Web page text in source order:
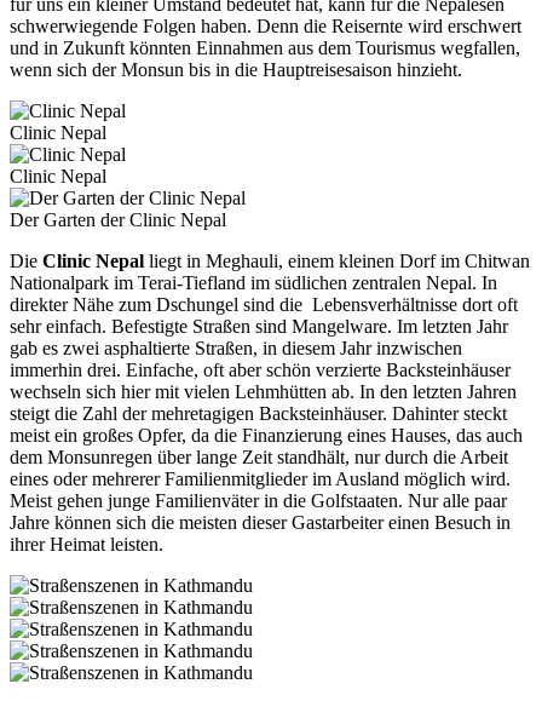
schwerwiegende Folgen haben. Denn die Reisernte wird erschwert
und in Zukunft könnten Einnahmen aus dem Tourismus wegfallen,
wenn sich der Monsun bis in die Hauptreisesaison hinzieht.
Clinic Nepal
Clinic Nepal
Der Garten der Clinic Nepal
Die Clinic Nepal liegt in Meghauli, einem kleinen Dorf im Chitwan
Nationalpark im Terai-Tiefland im südlichen zentralen Nepal. In
direkter Nähe zum Dschungel sind die Lebensverhältnisse dort oft
sehr einfach. Befestigte Straßen sind Mangelware. Im letzten Jahr
gab es zwei asphaltierte Straßen, in diesem Jahr inzwischen
immerhin drei. Einfache, oft aber schön verzierte Backsteinhäuser
wechseln sich hier mit vielen Lehmhütten ab. In den letzten Jahren
steigt die Zahl der mehretagigen Backsteinhäuser. Dahinter steckt
meist ein großes Opfer, da die Finanzierung eines Hauses, das auch
dem Monsunregen über lange Zeit standhält, nur durch die Arbeit
eines oder mehrerer Familienmitglieder im Ausland möglich wird.
Meist gehen junge Familienväter in die Golfstaaten. Nur alle paar
Jahre können sich die meisten dieser Gastarbeiter einen Besuch in
ihrer Heimat leisten.